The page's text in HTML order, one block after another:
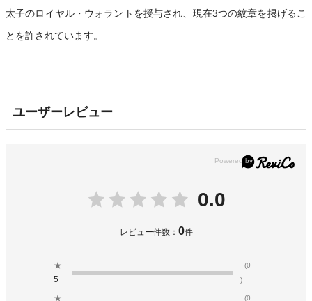
太子のロイヤル・ウォラントを授与され、現在3つの紋章を掲げるこ
とを許されています。
ユーザーレビュー
0.0
レビュー件数： 0件
★
5
(0
)
★
(0